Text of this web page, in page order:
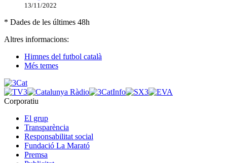
13/11/2022
* Dades de les últimes 48h
Altres informacions:
Himnes del futbol català
Més temes
Corporatiu
El grup
Transparència
Responsabilitat social
Fundació La Marató
Premsa